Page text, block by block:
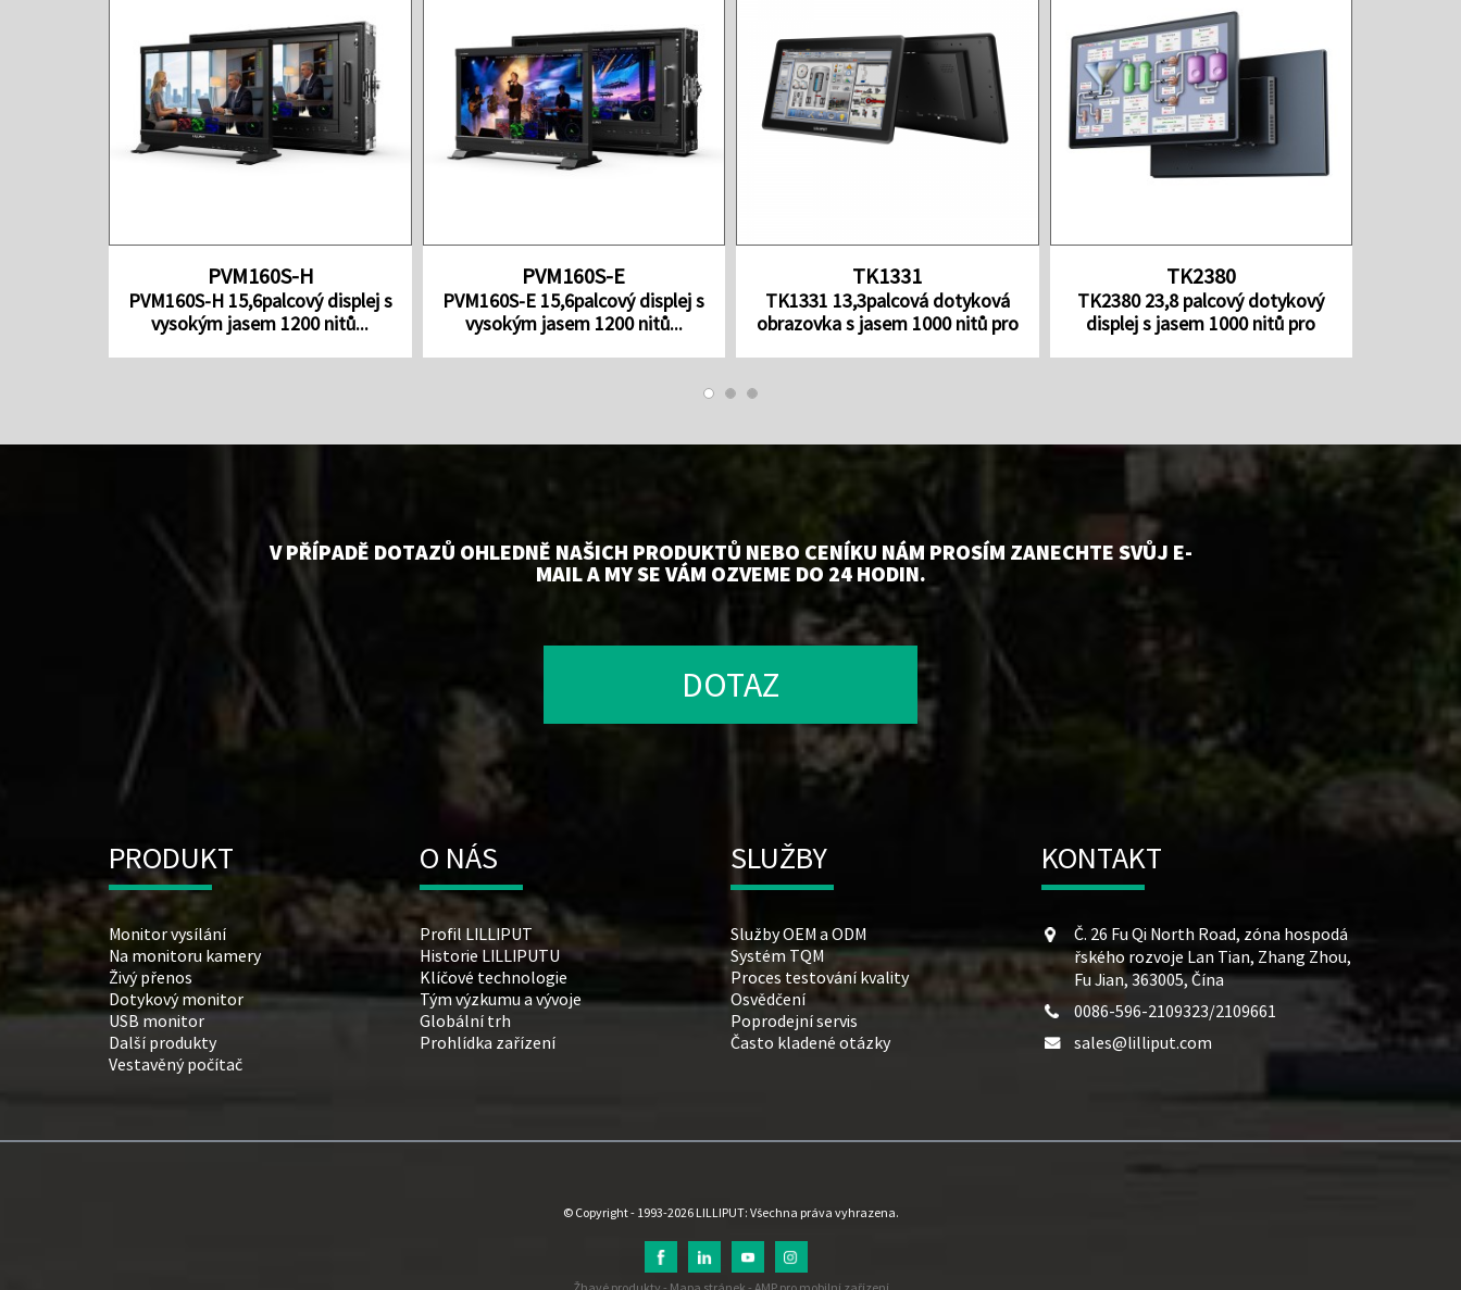
PVM160S-H
PVM160S-H 15,6palcový displej s
vysokým jasem 1200 nitů...
PVM160S-E
PVM160S-E 15,6palcový displej s
vysokým jasem 1200 nitů...
TK1331
TK1331 13,3palcová dotyková
obrazovka s jasem 1000 nitů pro
TK2380
TK2380 23,8 palcový dotykový
displej s jasem 1000 nitů pro
V PŘÍPADĚ DOTAZŮ OHLEDNĚ NAŠICH PRODUKTŮ NEBO CENÍKU NÁM PROSÍM ZANECHTE SVŮJ E-
MAIL A MY SE VÁM OZVEME DO 24 HODIN.
DOTAZ
PRODUKT
Monitor vysílání
Na monitoru kamery
Živý přenos
Dotykový monitor
USB monitor
Další produkty
Vestavěný počítač
O NÁS
Profil LILLIPUT
Historie LILLIPUTU
Klíčové technologie
Tým výzkumu a vývoje
Globální trh
Prohlídka zařízení
SLUŽBY
Služby OEM a ODM
Systém TQM
Proces testování kvality
Osvědčení
Poprodejní servis
Často kladené otázky
KONTAKT
Č. 26 Fu Qi North Road, zóna hospodá
řského rozvoje Lan Tian, ​​Zhang Zhou,
Fu Jian, 363005, Čína
0086-596-2109323/2109661
sales@lilliput.com
© Copyright - 1993-2026 LILLIPUT: Všechna práva vyhrazena.